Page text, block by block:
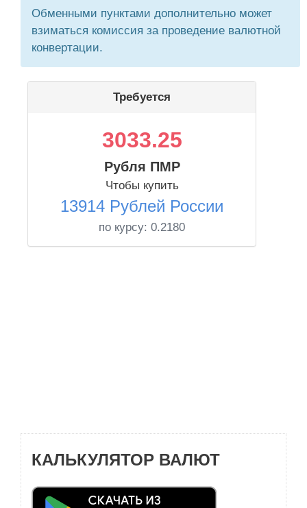
Обменными пунктами дополнительно может
взиматься комиссия за проведение валютной
конвертации.
Требуется
3033.25
Рубля ПМР
Чтобы купить
13914 Рублей России
по курсу: 0.2180
КАЛЬКУЛЯТОР ВАЛЮТ